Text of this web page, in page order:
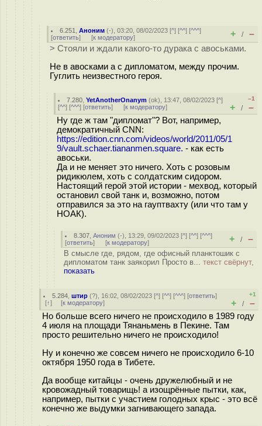
6.251 ,Аноним (-), 03:20, 08/02/2023 [^] [^^] [^^^]
[ответить] [к модератору] + / –
> Стояли и ждали какого-то дурака с авоськами.
Не в авосками а с дипломатом, между прочим.
Гуглить неизвестного героя.
7.280 ,YetAnotherOnanym (ok), 13:47, 08/02/2023 [^]
[^^] [^^^] [ответить] [к модератору]
–1
+ / –
Ну где ж там "дипломат"? Вот, например,
демократичный CNN:
https://edition.cnn.com/videos/world/2011/05/1
9/vault.schaer.tiananmen.square. - как есть
авоськи.
Да и не меняет это ничего. Хоть с розовым
ридикюлем, хоть с солдатским сидором.
Настоящий герой этой истории - мехвод, который
остановил свой танк и, возможно, потом
отправился за это на гауптвахту (или что там у
НОАК).
8.307 ,Аноним (-), 13:29, 09/02/2023 [^] [^^] [^^^]
[ответить] [к модератору] + / –
В смысле где, рядом, где офисный планктошик с
дипломатом танк заякорил Просто в... текст свёрнут,
показать
5.284 ,штир (?), 16:02, 08/02/2023 [^] [^^] [^^^] [ответить]
[↑] [к модератору]
+1
+ / –
Но больше всего ничего не происходило в 1989 году
4 июля на площади Тянаньмень в Пекине. Там
просто решительно ничего не происходило!
Ну и конечно же совсем ничего не происходило 6-10
октября 1950 года в Тибете.
Да вообще китайцы - очень дружелюбный и не
кровожадный товарищь! а изощрённые пытки, как,
например, пытки с участием голодных крыс - это всё
конечно же выдумки загнивающего запада.